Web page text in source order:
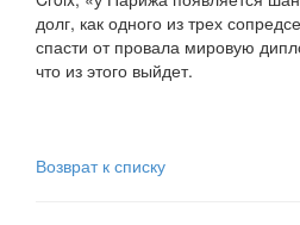
долг, как одного из трех
спасти от провала мировую
что из этого выйдет.
Возврат к списку